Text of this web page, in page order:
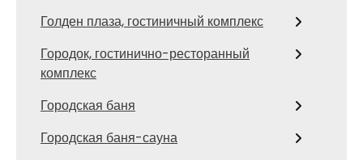
Голден плаза, гостиничный комплекс
Городок, гостинично-ресторанный
комплекс
Городская баня
Городская баня-сауна